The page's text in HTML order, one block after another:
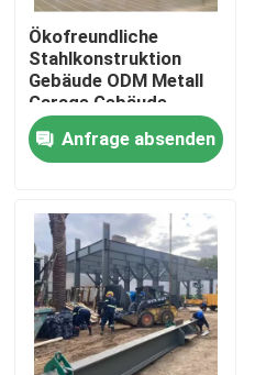
Zu Hause
Produkte
Über uns
Werksbesichtigung
Ökofreundliche
Stahlkonstruktion
Gebäude ODM Metall
Garage Gebäude
Galvanisiert
Anfrage absenden